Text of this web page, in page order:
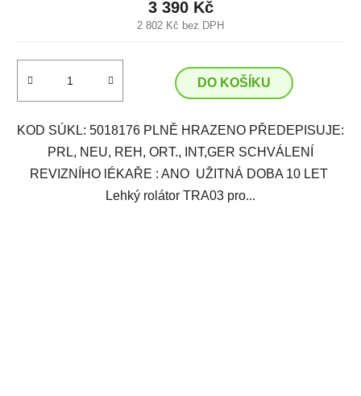
2 802 Kč bez DPH
3 390 Kč
DO KOŠÍKU
KOD SÚKL: 5018176 PLNĚ HRAZENO PŘEDEPISUJE:
PRL, NEU, REH, ORT., INT,GER SCHVÁLENÍ
REVIZNÍHO lÉKAŘE : ANO UŽITNÁ DOBA 10 LET
Lehký rolátor TRA03 pro...